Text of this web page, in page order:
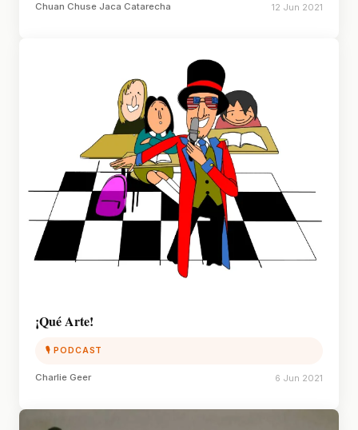
Chuan Chuse Jaca Catarecha 12 Jun 2021
¡Qué Arte!
🎙 PODCAST
Charlie Geer 6 Jun 2021